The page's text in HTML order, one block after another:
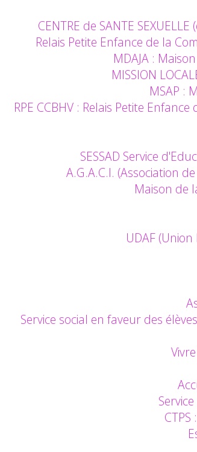
CENTRE de SANTE
Relais Petite Enfance de la
MDAJA :
MISSION
MSAP :
RPE CCBHV : Relais Petite
SESSAD Service
A.G.A.C.I. (Association
Maison de
UDAF
Service social en faveur des